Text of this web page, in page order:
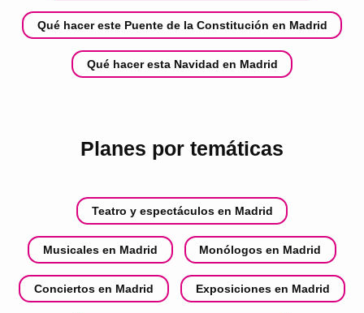
Qué hacer este Puente de la Constitución en Madrid
Qué hacer esta Navidad en Madrid
Planes por temáticas
Teatro y espectáculos en Madrid
Musicales en Madrid Monólogos en Madrid
Conciertos en Madrid Exposiciones en Madrid